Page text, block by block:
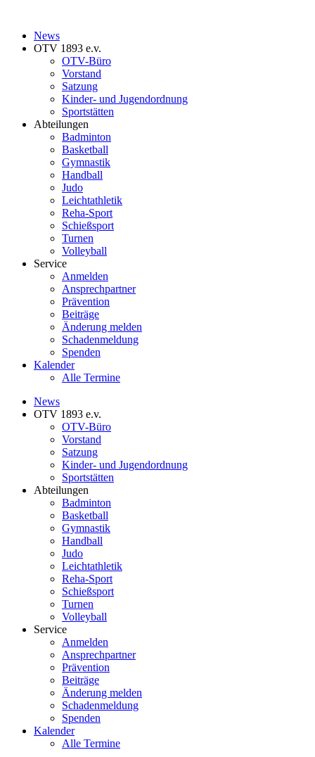
News
OTV 1893 e.v.
OTV-Büro
Vorstand
Satzung
Kinder- und Jugendordnung
Sportstätten
Abteilungen
Badminton
Basketball
Gymnastik
Handball
Judo
Leichtathletik
Reha-Sport
Schießsport
Turnen
Volleyball
Service
Anmelden
Ansprechpartner
Prävention
Beiträge
Änderung melden
Schadenmeldung
Spenden
Kalender
Alle Termine
News
OTV 1893 e.v.
OTV-Büro
Vorstand
Satzung
Kinder- und Jugendordnung
Sportstätten
Abteilungen
Badminton
Basketball
Gymnastik
Handball
Judo
Leichtathletik
Reha-Sport
Schießsport
Turnen
Volleyball
Service
Anmelden
Ansprechpartner
Prävention
Beiträge
Änderung melden
Schadenmeldung
Spenden
Kalender
Alle Termine